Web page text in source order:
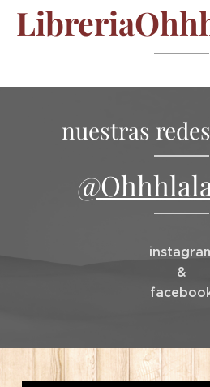
nuestras
&